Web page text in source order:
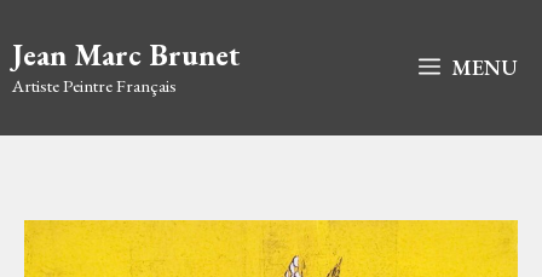
au
contenu
Jean Marc Brunet
Artiste Peintre Français
MENU